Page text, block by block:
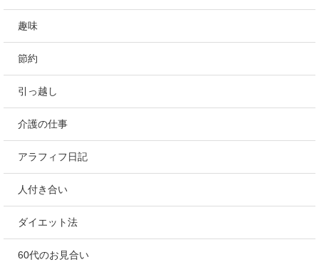
趣味
節約
引っ越し
介護の仕事
アラフィフ日記
人付き合い
ダイエット法
60代のお見合い